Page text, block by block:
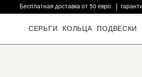
Бесплатная доставка от 50 евро.
СЕРЬГИ КОЛЬЦА ПОДВЕСКИ